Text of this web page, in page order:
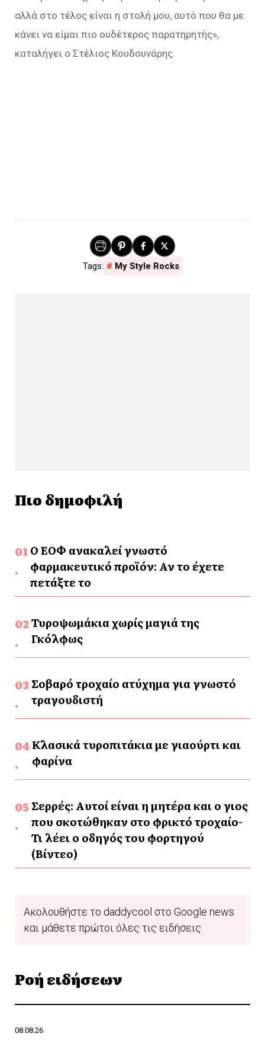
αλλά στο τέλος είναι η στολή μου, αυτό που θα με
κάνει να είμαι πιο ουδέτερος παρατηρητής»,
καταλήγει ο Στέλιος Κουδουνάρης.
My Style Rocks
Πιο δημοφιλή
Ο ΕΟΦ ανακαλεί γνωστό
φαρμακευτικό προϊόν: Αν το έχετε
πετάξτε το
Τυροψωμάκια χωρίς μαγιά της
Γκόλφως
Σοβαρό τροχαίο ατύχημα για γνωστό
τραγουδιστή
Κλασικά τυροπιτάκια με γιαούρτι και
φαρίνα
Σερρές: Αυτοί είναι η μητέρα και ο γιος
που σκοτώθηκαν στο φρικτό τροχαίο-
Τι λέει ο οδηγός του φορτηγού
(Βίντεο)
Ακολουθήστε το daddycool στο Google news
και μάθετε πρώτοι όλες τις ειδήσεις
Ροή ειδήσεων
08.08.26